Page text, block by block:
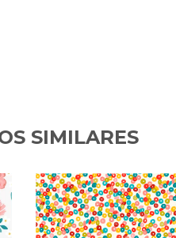
SIMILARES